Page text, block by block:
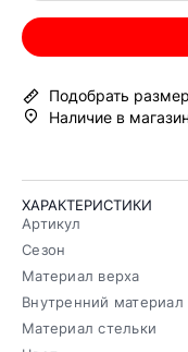
Подобрать размер
Наличие в
ХАРАКТЕРИСТИКИ
Артикул
Сезон
Материал верха
Внутренний материал
Материал стельки